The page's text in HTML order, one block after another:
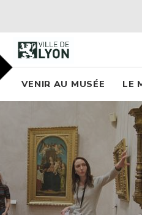
musée
Menu
VENIR AU MUSÉE LE